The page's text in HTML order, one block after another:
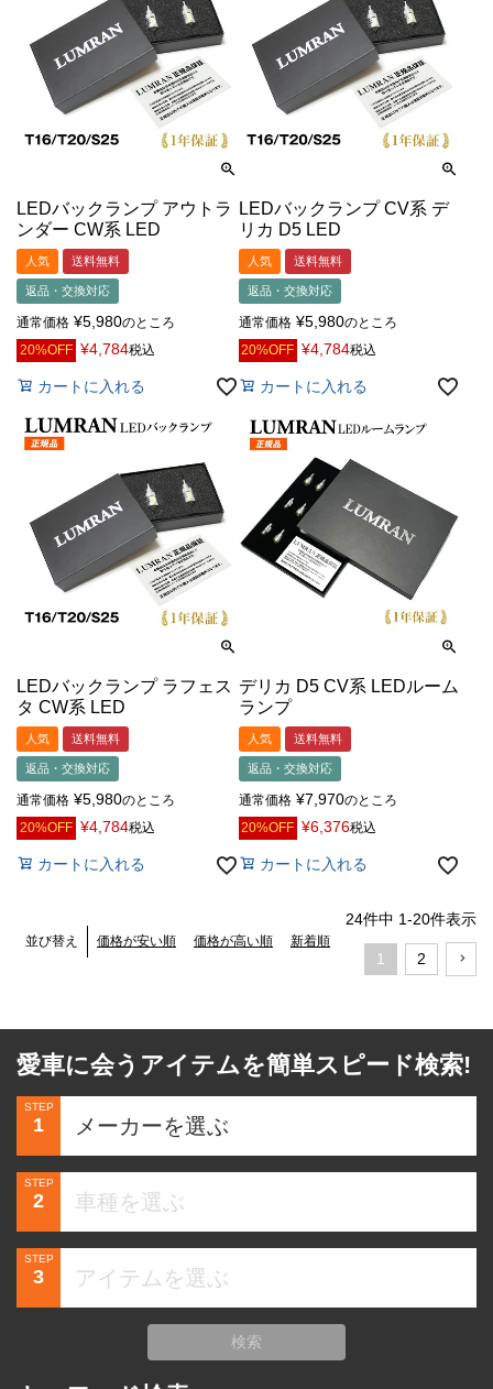
LEDバックランプ アウトラ
ンダー CW系 LED
人気 送料無料
返品・交換対応
通常価格 ¥5,980のところ
20%OFF ¥4,784税込
カートに入れる
LEDバックランプ CV系 デ
リカ D5 LED
人気 送料無料
返品・交換対応
通常価格 ¥5,980のところ
20%OFF ¥4,784税込
カートに入れる
LEDバックランプ ラフェス
タ CW系 LED
人気 送料無料
返品・交換対応
通常価格 ¥5,980のところ
20%OFF ¥4,784税込
カートに入れる
デリカ D5 CV系 LEDルーム
ランプ
人気 送料無料
返品・交換対応
通常価格 ¥7,970のところ
20%OFF ¥6,376税込
カートに入れる
並び替え 価格が安い順 価格が高い順 新着順
24件中 1-20件表示
1 2
愛車に会うアイテムを簡単スピード検索!
STEP
1
STEP
2
STEP
3
検索